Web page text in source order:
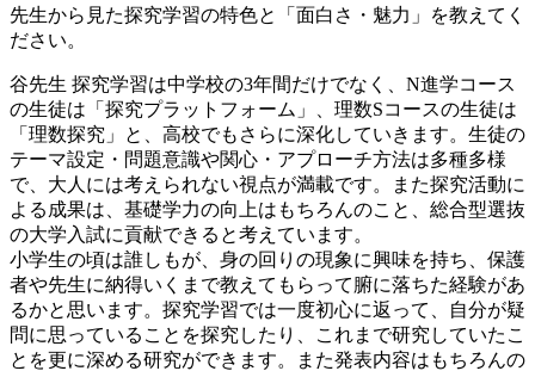
先生から見た探究学習の特色と「面白さ・魅力」を教えてく
ださい。
谷先生 探究学習は中学校の3年間だけでなく、N進学コース
の生徒は「探究プラットフォーム」、理数Sコースの生徒は
「理数探究」と、高校でもさらに深化していきます。生徒の
テーマ設定・問題意識や関心・アプローチ方法は多種多様
で、大人には考えられない視点が満載です。また探究活動に
よる成果は、基礎学力の向上はもちろんのこと、総合型選抜
の大学入試に貢献できると考えています。
小学生の頃は誰しもが、身の回りの現象に興味を持ち、保護
者や先生に納得いくまで教えてもらって腑に落ちた経験があ
るかと思います。探究学習では一度初心に返って、自分が疑
問に思っていることを探究したり、これまで研究していたこ
とを更に深める研究ができます。また発表内容はもちろんの